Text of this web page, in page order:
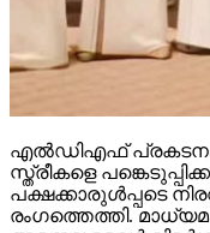
എല്‍ഡിഎഫ്
സ്ത്രീകളെ
പക്ഷക്കാരുള്‍പ്പടെ
രംഗത്തെത്തി.